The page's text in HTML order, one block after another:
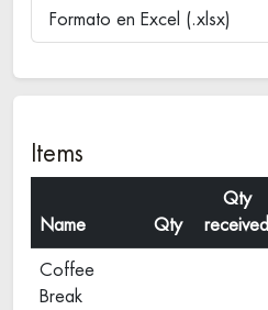
Formato en Excel (.xlsx)
Items
Name Qty
Qty
received
Coffee
Break